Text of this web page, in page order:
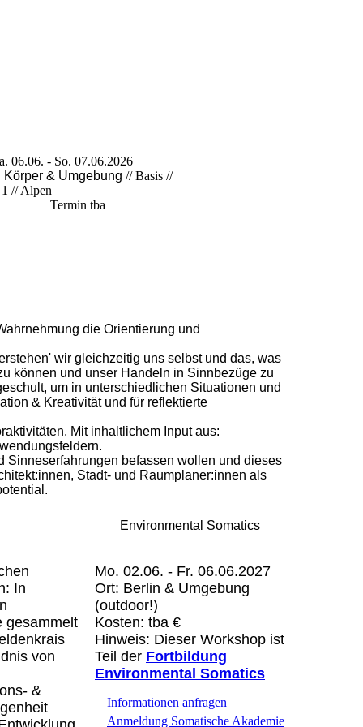
- So. 07.06.2026
Körper & Umgebung // Basis //
1 // Alpen
Termin tba
die Orientierung und
wir gleichzeitig uns selbst und das, was
können und unser Handeln in Sinnbezüge zu
um in unterschiedlichen Situationen und
& Kreativität und für reflektierte
Mit inhaltlichem Input aus:
Sinneserfahrungen befassen wollen und dieses
Stadt- und Raumplaner:innen als
Somatics
In
gesammelt
von
&
Mo. 02.06. - Fr. 06.06.2027
Ort: Berlin & Umgebung
(outdoor!)
Kosten: tba €
Hinweis: Dieser Workshop ist
Teil der Fortbildung
Environmental Somatics
Informationen anfragen
Anmeldung Somatische Akademie